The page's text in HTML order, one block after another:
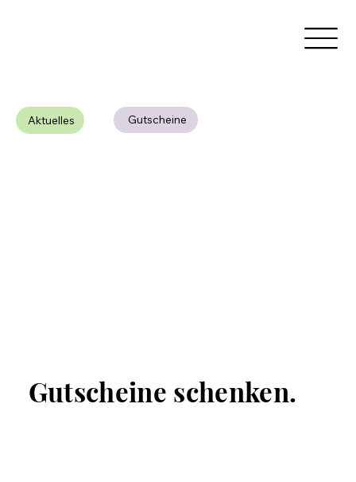
Aktuelles Gutscheine
Gutscheine schenken.